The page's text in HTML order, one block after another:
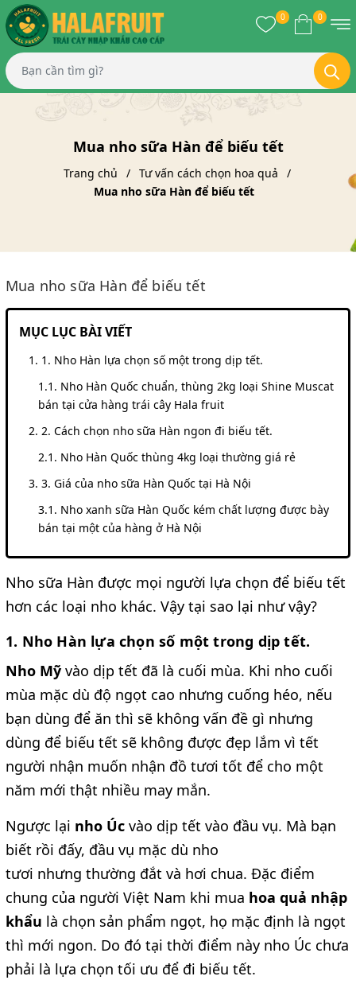
0 0
Mua nho sữa Hàn để biếu tết
Trang chủ
Tư vấn cách chọn hoa quả
Mua nho sữa Hàn để biếu tết
Mua nho sữa Hàn để biếu tết
MỤC LỤC BÀI VIẾT
1. Nho Hàn lựa chọn số một trong dịp tết.
Nho Hàn Quốc chuẩn, thùng 2kg loại Shine Muscat
bán tại cửa hàng trái cây Hala fruit
2. Cách chọn nho sữa Hàn ngon đi biếu tết.
Nho Hàn Quốc thùng 4kg loại thường giá rẻ
3. Giá của nho sữa Hàn Quốc tại Hà Nội
Nho xanh sữa Hàn Quốc kém chất lượng được bày
bán tại một của hàng ở Hà Nội
Nho sữa Hàn được mọi người lựa chọn để biếu tết
hơn các loại nho khác. Vậy tại sao lại như vậy?
1. Nho Hàn lựa chọn số một trong dịp tết.
Nho Mỹ vào dịp tết đã là cuối mùa. Khi nho cuối
mùa mặc dù độ ngọt cao nhưng cuống héo, nếu
bạn dùng để ăn thì sẽ không vấn đề gì nhưng
dùng để biếu tết sẽ không được đẹp lắm vì tết
người nhận muốn nhận đồ tươi tốt để cho một
năm mới thật nhiều may mắn.
Ngược lại nho Úc vào dịp tết vào đầu vụ. Mà bạn
biết rồi đấy, đầu vụ mặc dù nho
tươi nhưng thường đắt và hơi chua. Đặc điểm
chung của người Việt Nam khi mua hoa quả nhập
khẩu là chọn sản phẩm ngọt, họ mặc định là ngọt
thì mới ngon. Do đó tại thời điểm này nho Úc chưa
phải là lựa chọn tối ưu để đi biếu tết.